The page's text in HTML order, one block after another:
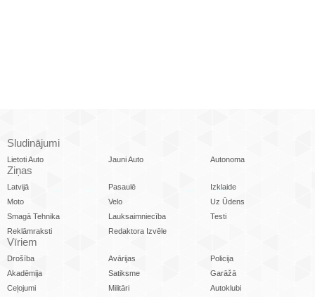
Sludinājumi
Lietoti Auto Jauni Auto Autonoma
Ziņas
Latvijā Pasaulē
Izklaide
Moto
Velo
Uz Ūdens
Smagā Tehnika
Lauksaimniecība
Testi
Reklāmraksti
Redaktora Izvēle
Vīriem
Drošība Avārijas
Policija
Akadēmija
Satiksme
Garāžā
Ceļojumi
Militāri
Autoklubi